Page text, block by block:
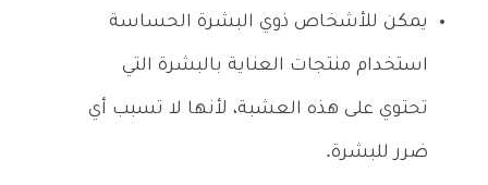
يمكن للأشخاص ذوي البشرة الحساسة
استخدام منتجات العناية بالبشرة التي
تحتوي على هذه العشبة، لأنها لا تسبب أي
ضرر للبشرة.